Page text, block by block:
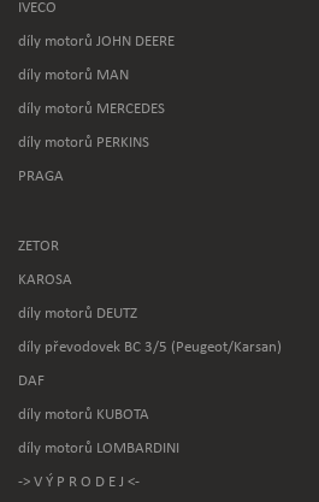
IVECO
díly motorů JOHN DEERE
díly motorů MAN
díly motorů MERCEDES
díly motorů PERKINS
PRAGA
ZETOR
KAROSA
díly motorů DEUTZ
díly převodovek BC 3/5 (Peugeot/Karsan)
DAF
díly motorů KUBOTA
díly motorů LOMBARDINI
-> V Ý P R O D E J <-